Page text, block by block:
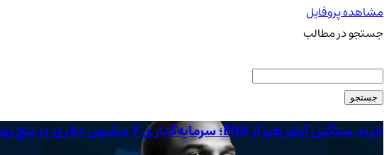
مشاهده پروفایل
جستجو در مطالب
جستجو
خرید سنگین آرتور هیز از ENA؛ سرمایه‌گذاری 2 میلیون دلاری در پنج روز